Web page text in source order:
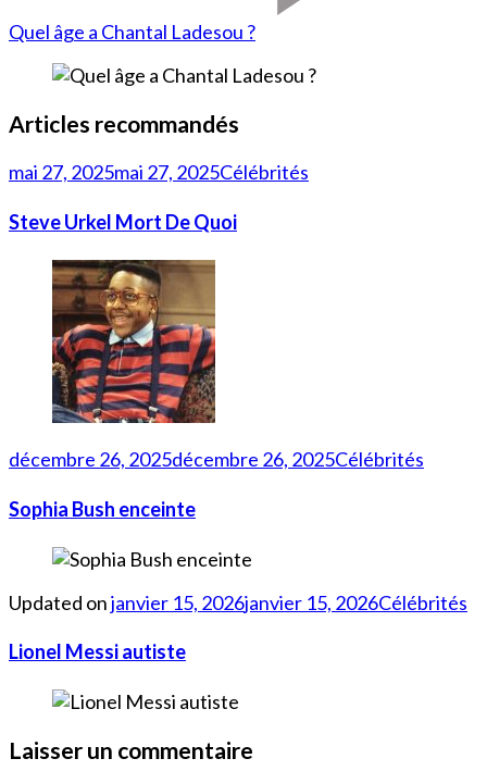
Quel âge a Chantal Ladesou ?
Articles recommandés
mai 27, 2025mai 27, 2025Célébrités
Steve Urkel Mort De Quoi
décembre 26, 2025décembre 26, 2025Célébrités
Sophia Bush enceinte
Updated onjanvier 15, 2026janvier 15, 2026Célébrités
Lionel Messi autiste
Laisser un commentaire